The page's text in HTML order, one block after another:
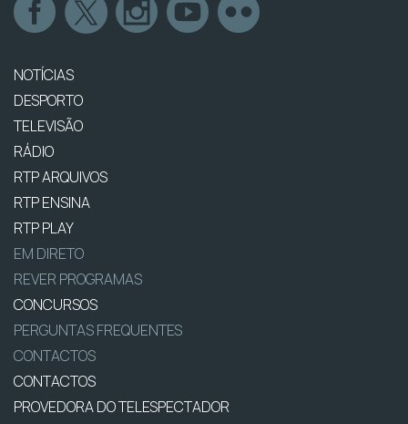
NOTÍCIAS
DESPORTO
TELEVISÃO
RÁDIO
RTP ARQUIVOS
RTP ENSINA
RTP PLAY
EM DIRETO
REVER PROGRAMAS
CONCURSOS
PERGUNTAS FREQUENTES
CONTACTOS
CONTACTOS
PROVEDORA DO TELESPECTADOR